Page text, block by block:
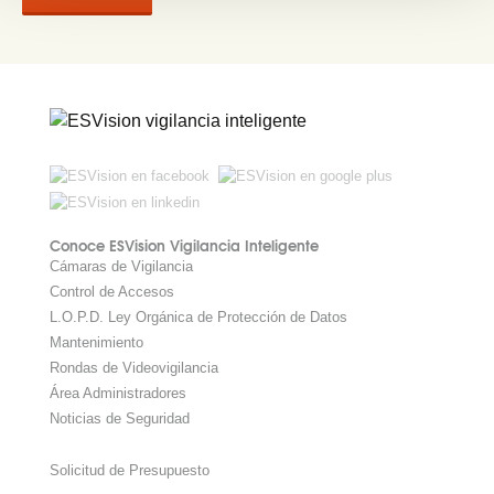
Conoce ESVision Vigilancia Inteligente
Cámaras de Vigilancia
Control de Accesos
L.O.P.D. Ley Orgánica de Protección de Datos
Mantenimiento
Rondas de Videovigilancia
Área Administradores
Noticias de Seguridad
Solicitud de Presupuesto